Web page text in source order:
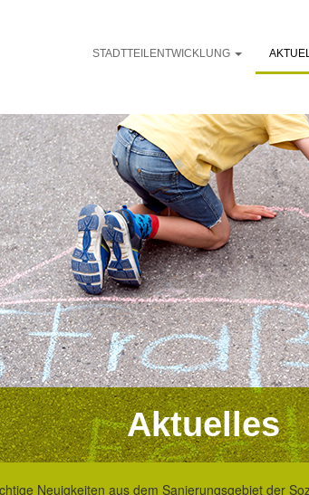
STADTTEILENTWICKLUNG
Aktuelles
Neuigkeiten aus dem Sanierungsgebiet der